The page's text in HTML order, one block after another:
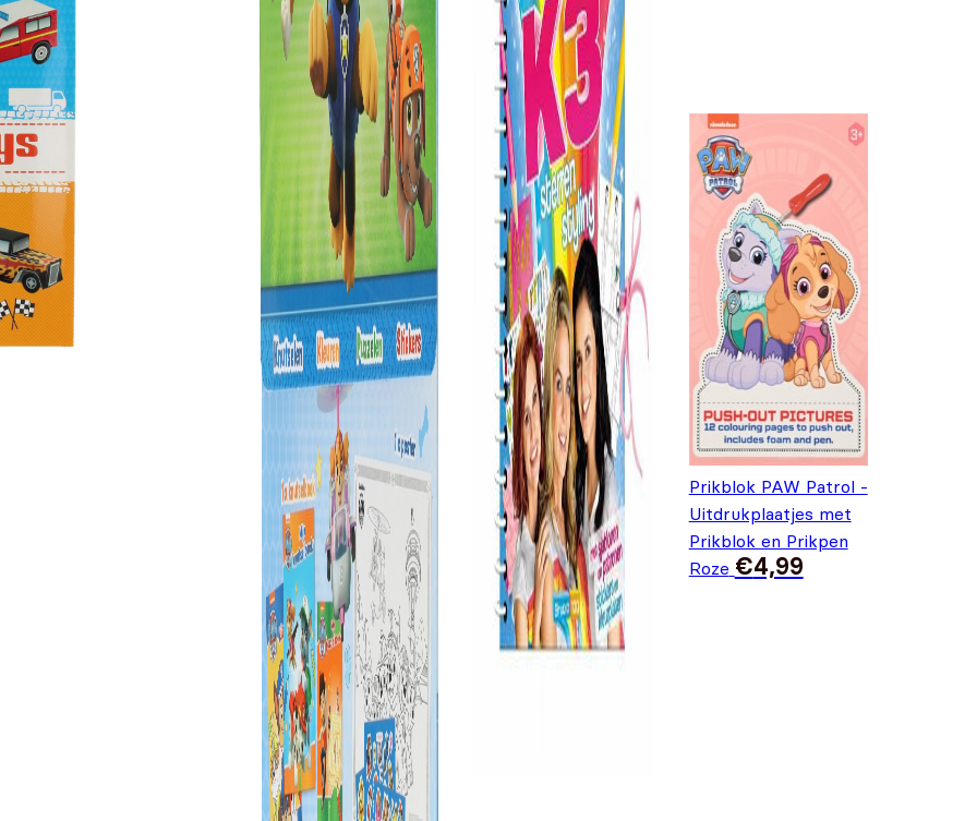
Prikblok PAW Patrol -
Uitdrukplaatjes met
Prikblok en Prikpen
Roze €4,99